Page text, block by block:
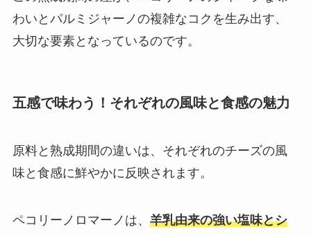
わいとパルミジャーノの複雑なコクを生み出す、
大切な要素となっているのです。
五感で味わう！それぞれの風味と食感の魅力
原料と熟成期間の違いは、それぞれのチーズの風
味と食感に鮮やかに反映されます。
ペコリーノロマーノは、 羊乳由来の強い塩味とシ